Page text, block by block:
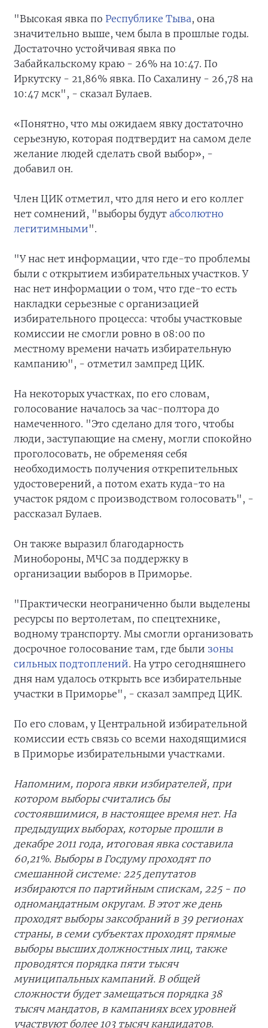
"Высокая явка по Республике Тыва, она
значительно выше, чем была в прошлые годы.
Достаточно устойчивая явка по
Забайкальскому краю - 26% на 10:47. По
Иркутску - 21,86% явка. По Сахалину - 26,78 на
10:47 мск", - сказал Булаев.
«Понятно, что мы ожидаем явку достаточно
серьезную, которая подтвердит на самом деле
желание людей сделать свой выбор», -
добавил он.
Член ЦИК отметил, что для него и его коллег
нет сомнений, "выборы будут абсолютно
легитимными".
"У нас нет информации, что где-то проблемы
были с открытием избирательных участков. У
нас нет информации о том, что где-то есть
накладки серьезные с организацией
избирательного процесса: чтобы участковые
комиссии не смогли ровно в 08:00 по
местному времени начать избирательную
кампанию", - отметил зампред ЦИК.
На некоторых участках, по его словам,
голосование началось за час-полтора до
намеченного. "Это сделано для того, чтобы
люди, заступающие на смену, могли спокойно
проголосовать, не обременяя себя
необходимость получения открепительных
удостоверений, а потом ехать куда-то на
участок рядом с производством голосовать", -
рассказал Булаев.
Он также выразил благодарность
Минобороны, МЧС за поддержку в
организации выборов в Приморье.
"Практически неограниченно были выделены
ресурсы по вертолетам, по спецтехнике,
водному транспорту. Мы смогли организовать
досрочное голосование там, где были зоны
сильных подтоплений. На утро сегодняшнего
дня нам удалось открыть все избирательные
участки в Приморье", - сказал зампред ЦИК.
По его словам, у Центральной избирательной
комиссии есть связь со всеми находящимися
в Приморье избирательными участками.
Напомним, порога явки избирателей, при
котором выборы считались бы
состоявшимися, в настоящее время нет. На
предыдущих выборах, которые прошли в
декабре 2011 года, итоговая явка составила
60,21%. Выборы в Госдуму проходят по
смешанной системе: 225 депутатов
избираются по партийным спискам, 225 - по
одномандатным округам. В этот же день
проходят выборы заксобраний в 39 регионах
страны, в семи субъектах проходят прямые
выборы высших должностных лиц, также
проводятся порядка пяти тысяч
муниципальных кампаний. В общей
сложности будет замещаться порядка 38
тысяч мандатов, в кампаниях всех уровней
участвуют более 103 тысяч кандидатов.